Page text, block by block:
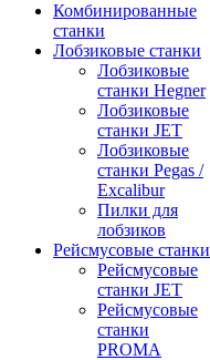
Комбинированные
станки
Лобзиковые станки
Лобзиковые
станки Hegner
Лобзиковые
станки JET
Лобзиковые
станки Pegas /
Excalibur
Пилки для
лобзиков
Рейсмусовые станки
Рейсмусовые
станки JET
Рейсмусовые
станки
PROMA